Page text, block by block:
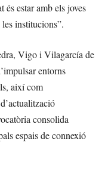
és estar amb els joves
institucions”.
Vigo i Vilagarcía de
entorns
així com
consolida
espais de connexió